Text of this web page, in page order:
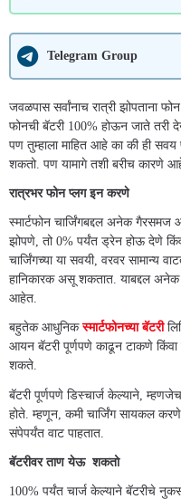
Telegram Group
जवळपास सर्वांनाच रात्री झोपताना
फोनची बॅटरी 100% होऊन जाते तरी
पण तुम्हाला माहित आहे का की ही
शकतो. पण यामागे तशी बरीच कारणे
रात्रभर फोन प्लग इन करणे
स्मार्टफोन चार्जिंगबद्दल अनेक
झोपणे, तो 0% पर्यंत ड्रेन होऊ देणे
चार्जिंगच्या या सवयी, वरवर सामान्य
हानिकारक असू शकतात. याबद्दल अनेक
आहेत.
बहुतेक आधुनिकस्मार्टफोनच्या बॅटरी
आयन बॅटरी पूर्णपणे काढून टाकणे किंवा
शकते.
बॅटरी पूर्णपणे डिस्चार्ज केल्याने,
होते. म्हणून, कमी चार्जिंग सायकल
संपेपर्यंत वाट पाहतात.
बॅटरीवर ताण येऊ शकतो
100% पर्यंत चार्ज केल्याने बॅटरीचे